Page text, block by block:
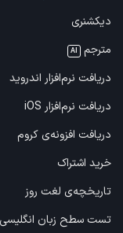
دیکشنری
مترجم
AI
دریافت نرم‌افزار اندروید
دریافت نرم‌افزار iOS
دریافت افزونه‌ی کروم
خرید اشتراک
تاریخچه‌ی لغت روز
تست سطح زبان انگلیسی